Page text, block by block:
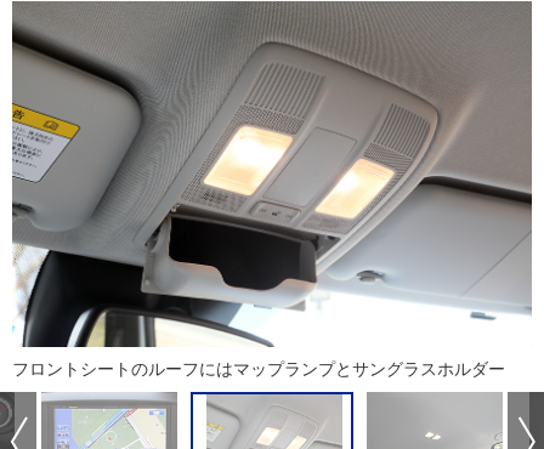
フロントシートのルーフにはマップランプとサングラスホルダー